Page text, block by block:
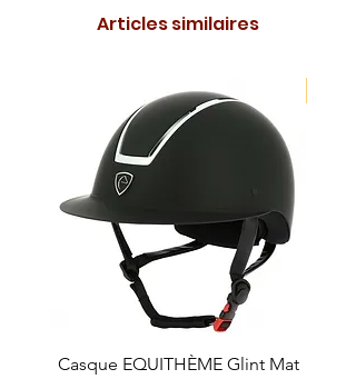
Articles similaires
Casque EQUITHÈME Glint Mat